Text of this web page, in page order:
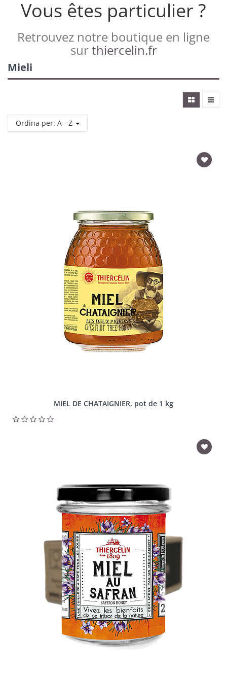
Vous êtes particulier ?
Retrouvez notre boutique en ligne
surthiercelin.fr
Mieli
Ordina per: A - Z
MIEL DE CHATAIGNIER, pot de 1 kg